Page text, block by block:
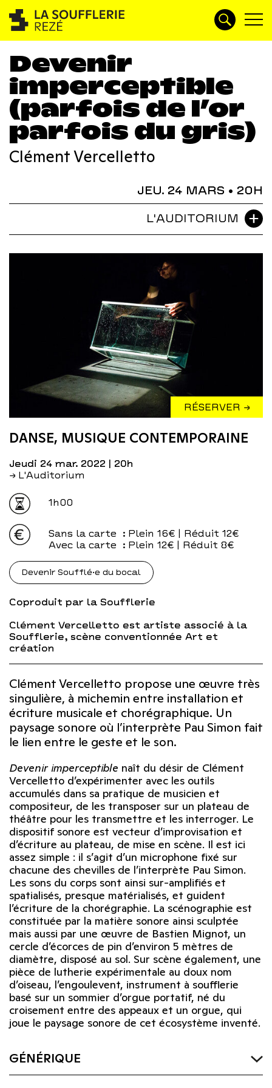
Devenir
imperceptible
(parfois de l’or
parfois du gris)
Clément Vercelletto
JEU. 24 MARS • 20H
L'AUDITORIUM
RÉSERVER →
DANSE, MUSIQUE CONTEMPORAINE
jeudi 24 mar. 2022 | 20h
→ L'Auditorium
1h00
Sans la carte
: Plein 16€ | Réduit 12€
Avec la carte
: Plein 12€ | Réduit 8€
Devenir Soufflé·e du bocal
Coproduit par la Soufflerie
Clément Vercelletto est artiste associé à la
Soufflerie, scène conventionnée Art et
création
Clément Vercelletto propose une œuvre très
singulière, à michemin entre installation et
écriture musicale et chorégraphique. Un
paysage sonore où l’interprète Pau Simon fait
le lien entre le geste et le son.
Devenir imperceptible naît du désir de Clément
Vercelletto d’expérimenter avec les outils
accumulés dans sa pratique de musicien et
compositeur, de les transposer sur un plateau de
théâtre pour les transmettre et les interroger. Le
dispositif sonore est vecteur d’improvisation et
d’écriture au plateau, de mise en scène. Il est ici
assez simple : il s’agit d’un microphone fixé sur
chacune des chevilles de l’interprète Pau Simon.
Les sons du corps sont ainsi sur-amplifiés et
spatialisés, presque matérialisés, et guident
l’écriture de la chorégraphie. La scénographie est
constituée par la matière sonore ainsi sculptée
mais aussi par une œuvre de Bastien Mignot, un
cercle d’écorces de pin d’environ 5 mètres de
diamètre, disposé au sol. Sur scène également, une
pièce de lutherie expérimentale au doux nom
d’oiseau, l’engoulevent, instrument à soufflerie
basé sur un sommier d’orgue portatif, né du
croisement entre des appeaux et un orgue, qui
joue le paysage sonore de cet écosystème inventé.
GÉNÉRIQUE